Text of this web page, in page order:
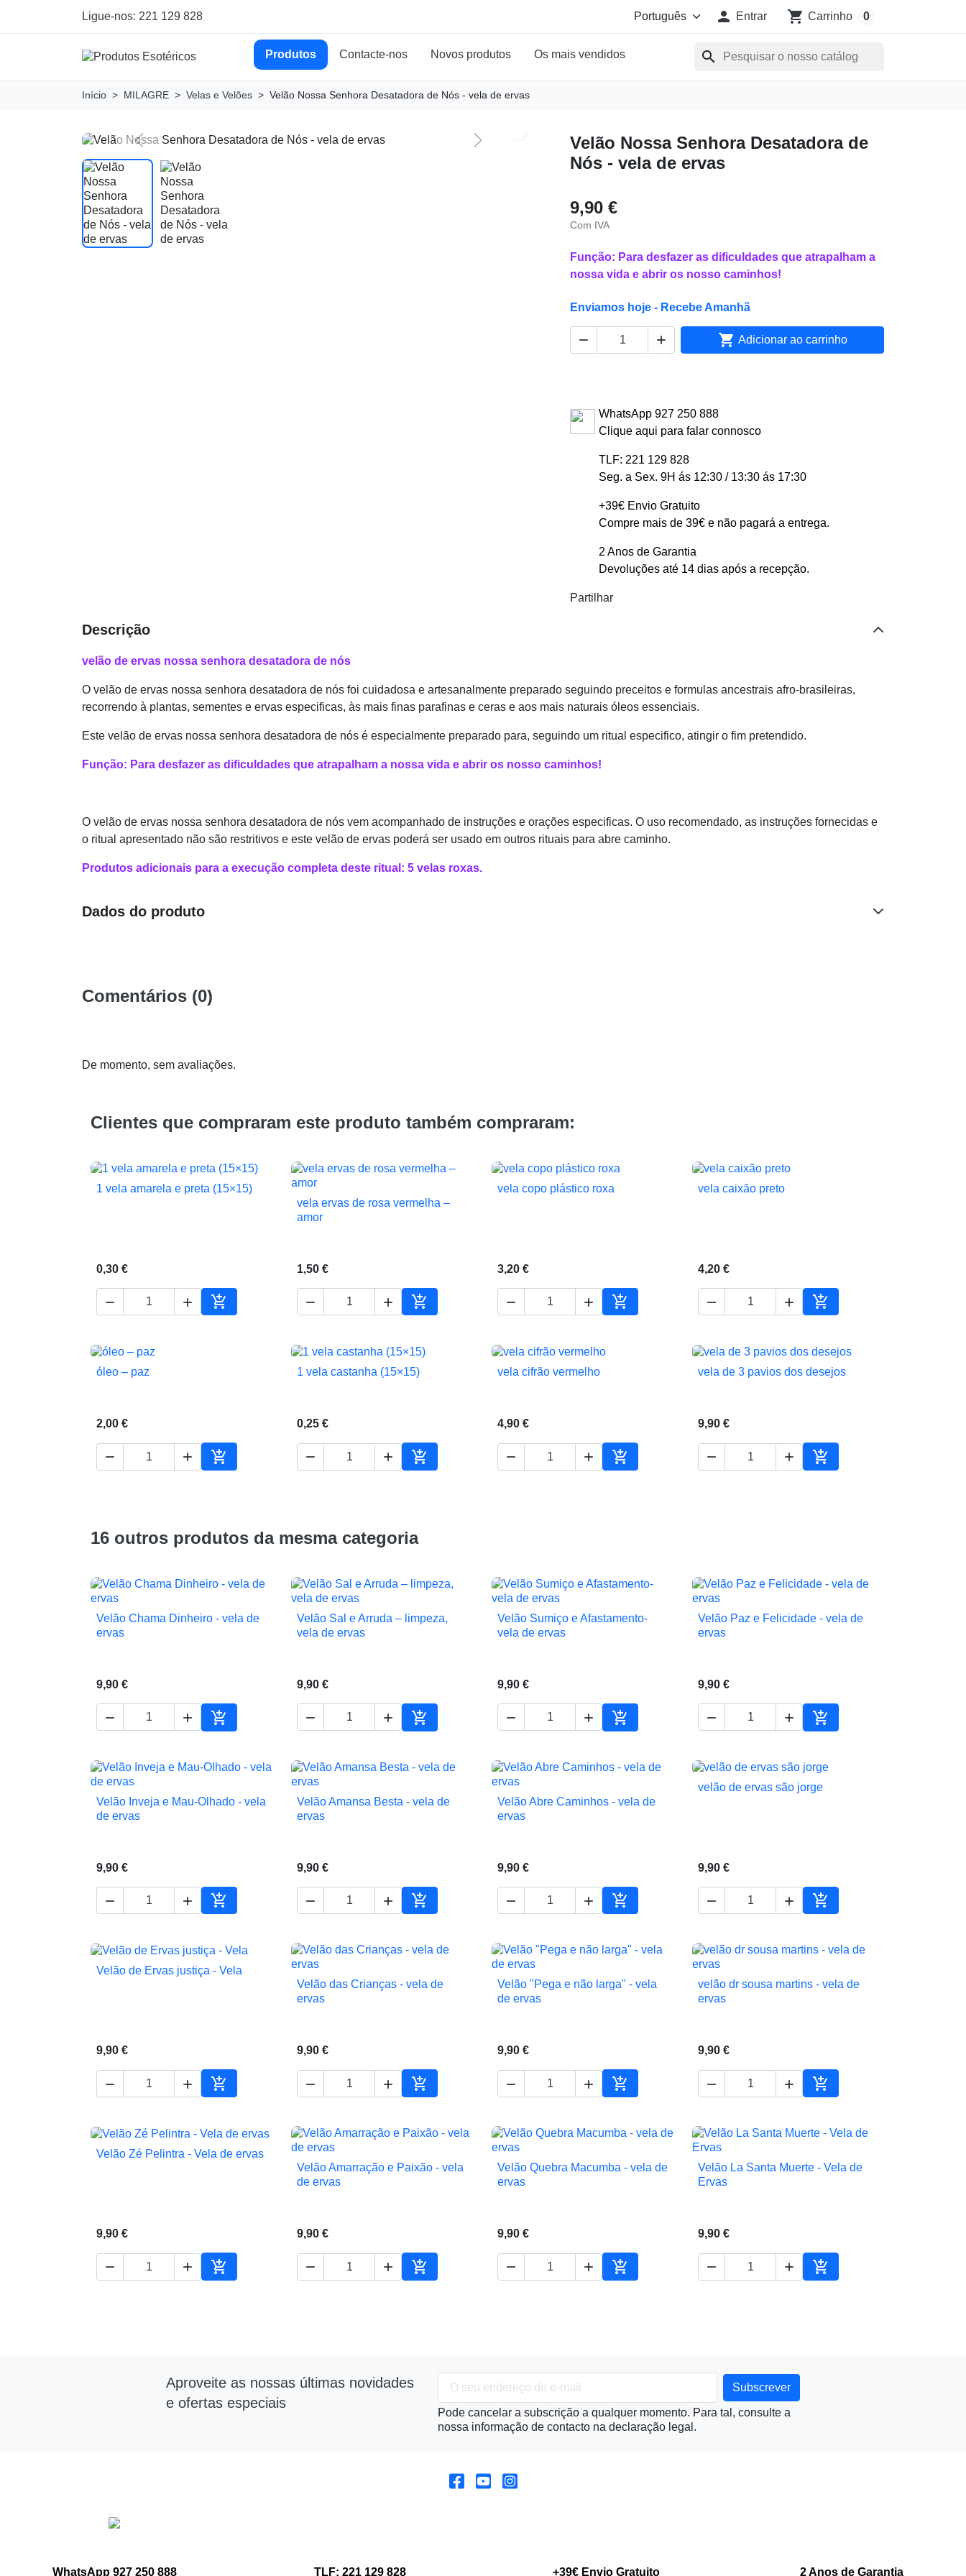
Ligue-nos: 221 129 828  Entrar shopping_cart Carrinho 0
Produtos Contacte-nos Novos produtos Os mais vendidos search
Início MILAGRE Velas e Velões Velão Nossa Senhora Desatadora de Nós - vela de ervas
Previous Next
Velão Nossa Senhora Desatadora de
Nós - vela de ervas
9,90 €
Com IVA
Função: Para desfazer as dificuldades que atrapalham a
nossa vida e abrir os nosso caminhos!
Enviamos hoje - Recebe Amanhã
   Adicionar ao carrinho
WhatsApp 927 250 888
Clique aqui para falar connosco
TLF: 221 129 828
Seg. a Sex. 9H ás 12:30 / 13:30 ás 17:30
+39€ Envio Gratuito
Compre mais de 39€ e não pagará a entrega.
2 Anos de Garantia
Devoluções até 14 dias após a recepção.
Partilhar
Descrição
velão de ervas nossa senhora desatadora de nós
O velão de ervas nossa senhora desatadora de nós foi cuidadosa e artesanalmente preparado seguindo preceitos e formulas ancestrais afro-brasileiras,
recorrendo à plantas, sementes e ervas especificas, às mais finas parafinas e ceras e aos mais naturais óleos essenciais.
Este velão de ervas nossa senhora desatadora de nós é especialmente preparado para, seguindo um ritual especifico, atingir o fim pretendido.
Função: Para desfazer as dificuldades que atrapalham a nossa vida e abrir os nosso caminhos!
O velão de ervas nossa senhora desatadora de nós vem acompanhado de instruções e orações especificas. O uso recomendado, as instruções fornecidas e
o ritual apresentado não são restritivos e este velão de ervas poderá ser usado em outros rituais para abre caminho.
Produtos adicionais para a execução completa deste ritual: 5 velas roxas.
Dados do produto
Comentários (0)
De momento, sem avaliações.
Clientes que compraram este produto também compraram:
 Vista rápida
1 vela amarela e preta (15×15)
0,30 €
  
Adicionar ao carrinho
 Vista rápida
vela ervas de rosa vermelha –
amor
1,50 €
  
Adicionar ao carrinho
 Vista rápida
vela copo plástico roxa
3,20 €
  
Adicionar ao carrinho
 Vista rápida
vela caixão preto
4,20 €
  
Adicionar ao carrinho

óleo – paz
2,00 €
  
Adicionar ao carrinho
 Vista rápida
1 vela castanha (15×15)
0,25 €
  
Adicionar ao carrinho
 Vista rápida
vela cifrão vermelho
4,90 €
  
Adicionar ao carrinho
 Vista rápida
vela de 3 pavios dos desejos
9,90 €
  
Adicionar ao carrinho
16 outros produtos da mesma categoria
 Vista rápida
Velão Chama Dinheiro - vela de
ervas
9,90 €
  
Adicionar ao carrinho
 Vista rápida
Velão Sal e Arruda – limpeza,
vela de ervas
9,90 €
  
Adicionar ao carrinho
 Vista rápida
Velão Sumiço e Afastamento-
vela de ervas
9,90 €
  
Adicionar ao carrinho
 Vista rápida
Velão Paz e Felicidade - vela de
ervas
9,90 €
  
Adicionar ao carrinho
 Vista rápida
Velão Inveja e Mau-Olhado - vela
de ervas
9,90 €
  
Adicionar ao carrinho
 Vista rápida
Velão Amansa Besta - vela de
ervas
9,90 €
  
Adicionar ao carrinho
 Vista rápida
Velão Abre Caminhos - vela de
ervas
9,90 €
  
Adicionar ao carrinho
 Vista rápida
velão de ervas são jorge
9,90 €
  
Adicionar ao carrinho
 Vista rápida
Velão de Ervas justiça - Vela
9,90 €
  
Adicionar ao carrinho
 Vista rápida
Velão das Crianças - vela de
ervas
9,90 €
  
Adicionar ao carrinho
 Vista rápida
Velão "Pega e não larga" - vela
de ervas
9,90 €
  
Adicionar ao carrinho
 Vista rápida
velão dr sousa martins - vela de
ervas
9,90 €
  
Adicionar ao carrinho
 Vista rápida
Velão Zé Pelintra - Vela de ervas
9,90 €
  
Adicionar ao carrinho
 Vista rápida
Velão Amarração e Paixão - vela
de ervas
9,90 €
  
Adicionar ao carrinho
 Vista rápida
Velão Quebra Macumba - vela de
ervas
9,90 €
  
Adicionar ao carrinho
 Vista rápida
Velão La Santa Muerte - Vela de
Ervas
9,90 €
  
Adicionar ao carrinho
Aproveite as nossas últimas novidades
e ofertas especiais
Pode cancelar a subscrição a qualquer momento. Para tal, consulte a
nossa informação de contacto na declaração legal.
WhatsApp 927 250 888 TLF: 221 129 828 +39€ Envio Gratuito 2 Anos de Garantia